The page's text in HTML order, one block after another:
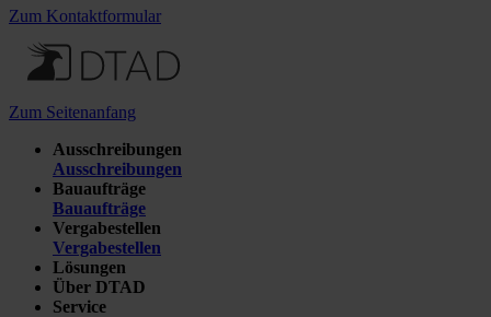
Zum Kontaktformular
Zum Seitenanfang
Ausschreibungen
Ausschreibungen
Bauaufträge
Bauaufträge
Vergabestellen
Vergabestellen
Lösungen
Über DTAD
Service